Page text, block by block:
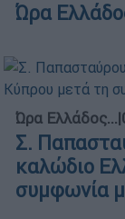
Ώρα
Ώρα Ελλάδος...|
Σ.
καλώδιο
συμφωνία